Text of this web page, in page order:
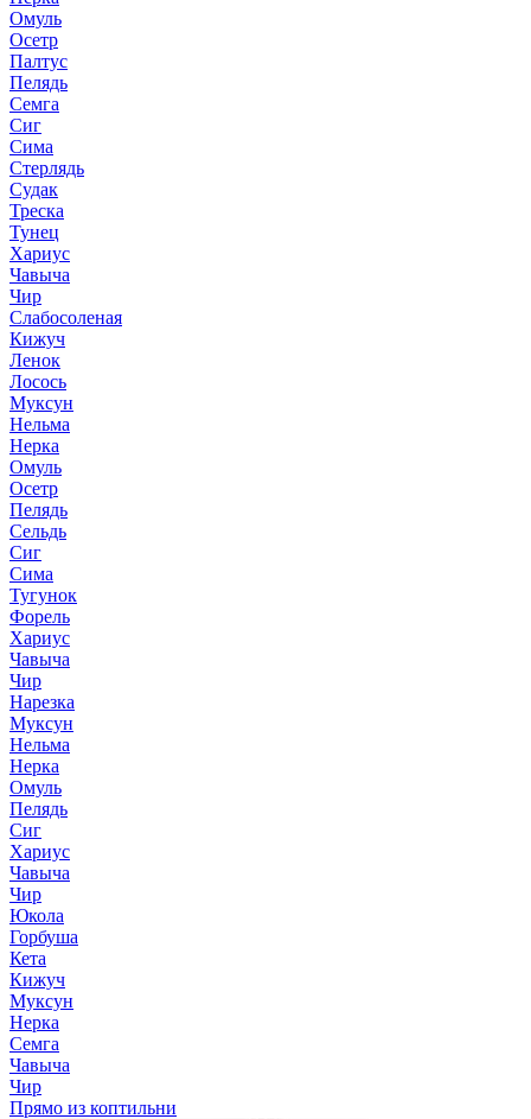
Омуль
Осетр
Палтус
Пелядь
Семга
Сиг
Сима
Стерлядь
Судак
Треска
Тунец
Хариус
Чавыча
Чир
Слабосоленая
Кижуч
Ленок
Лосось
Муксун
Нельма
Нерка
Омуль
Осетр
Пелядь
Сельдь
Сиг
Сима
Тугунок
Форель
Хариус
Чавыча
Чир
Нарезка
Муксун
Нельма
Нерка
Омуль
Пелядь
Сиг
Хариус
Чавыча
Чир
Юкола
Горбуша
Кета
Кижуч
Муксун
Нерка
Семга
Чавыча
Чир
Прямо из коптильни